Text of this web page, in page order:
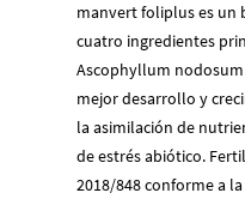
manvert foliplus es un
cuatro ingredientes
Ascophyllum
mejor desarrollo y
la asimilación de
de estrés abiótico.
2018/848 conforme a la